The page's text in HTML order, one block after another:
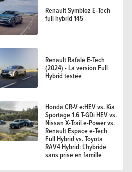
Renault Symbioz E-Tech
full hybrid 145
Renault Rafale E-Tech
(2024) - La version Full
Hybrid testée
Honda CR-V e:HEV vs. Kia
Sportage 1.6 T-GDi HEV vs.
Nissan X-Trail e-Power vs.
Renault Espace e-Tech
Full Hybrid vs. Toyota
RAV4 Hybrid: L'hybride
sans prise en famille